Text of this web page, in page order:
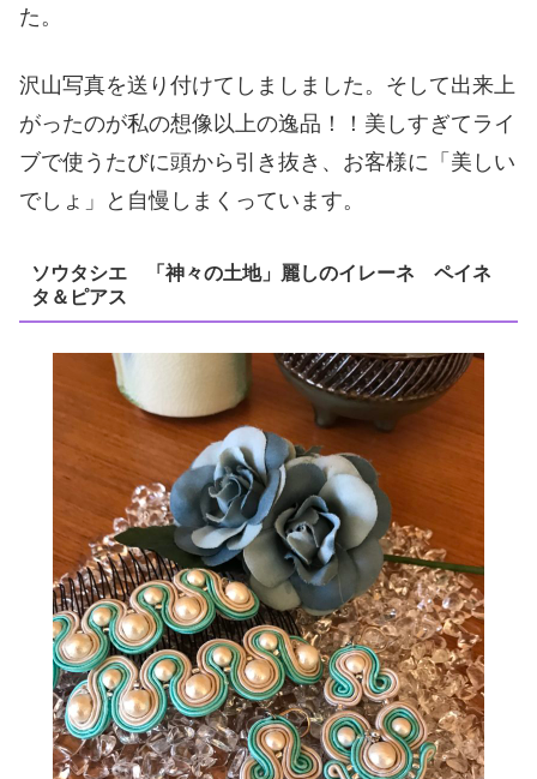
た。
沢山写真を送り付けてしましました。そして出来上
がったのが私の想像以上の逸品！！美しすぎてライ
ブで使うたびに頭から引き抜き、お客様に「美しい
でしょ」と自慢しまくっています。
ソウタシエ 「神々の土地」麗しのイレーネ ペイネ
タ＆ピアス